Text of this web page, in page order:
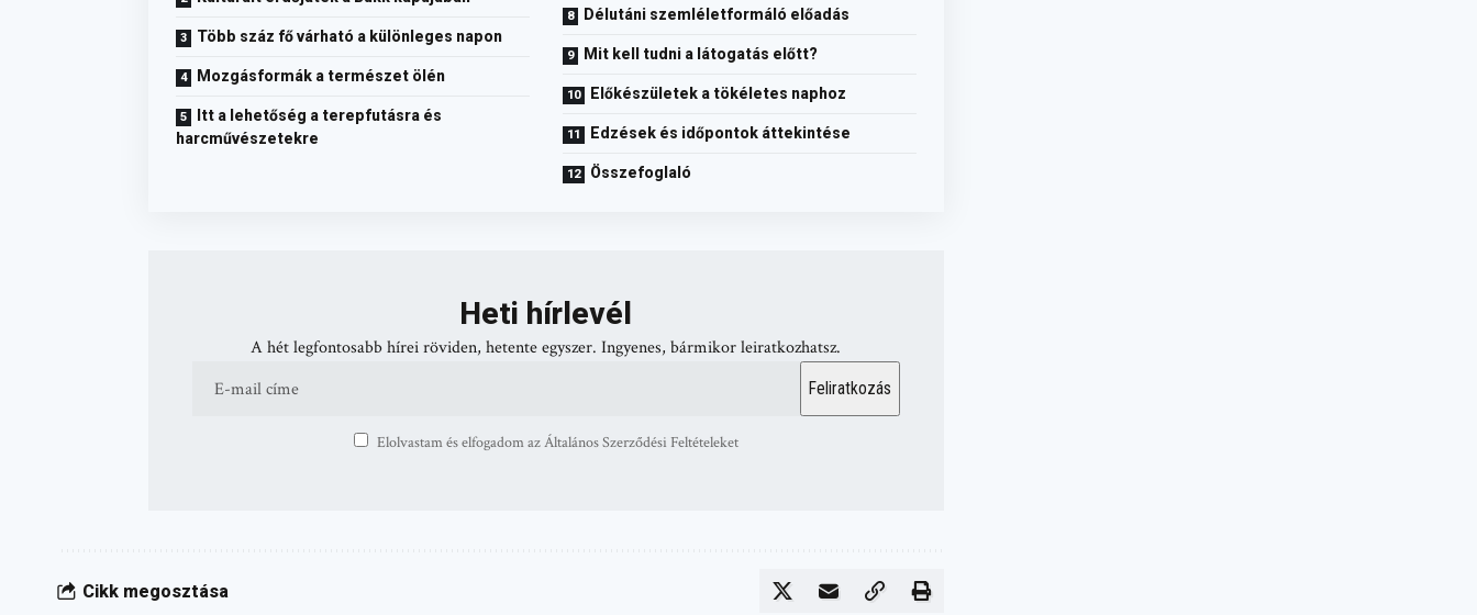
Több száz fő várható a különleges napon
Mozgásformák a természet ölén
Itt a lehetőség a terepfutásra és
harcművészetekre
Délutáni szemléletformáló előadás
Mit kell tudni a látogatás előtt?
Előkészületek a tökéletes naphoz
Edzések és időpontok áttekintése
Összefoglaló
Heti hírlevél
A hét legfontosabb hírei röviden, hetente egyszer. Ingyenes, bármikor leiratkozhatsz.
Elolvastam és elfogadom az Általános Szerződési Feltételeket
Cikk megosztása